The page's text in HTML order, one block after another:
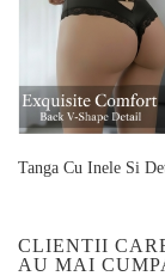
Tanga Cu Inele Si
CLIENTII
AU MAI